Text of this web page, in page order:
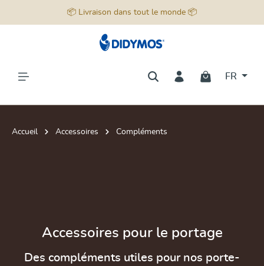
📦 Livraison dans tout le monde 📦
FR
Accueil Accessoires Compléments
Accessoires pour le portage
Des compléments utiles pour nos porte-